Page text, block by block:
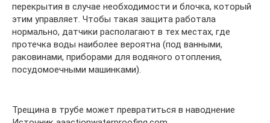
перекрытия в случае необходимости и блочка, который
этим управляет. Чтобы такая защита работала
нормально, датчики располагают в тех местах, где
протечка воды наиболее вероятна (под ванными,
раковинами, приборами для водяного отопления,
посудомоечными машинками).
Трещина в трубе может превратиться в наводнение